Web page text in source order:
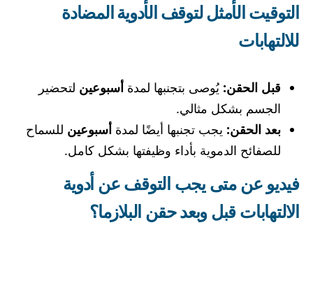
التوقيت الأمثل لتوقف الأدوية المضادة
للالتهابات
قبل الحقن: يُوصى بتجنبها لمدةأسبوعين لتحضير
الجسم بشكل مثالي.
بعد الحقن: يجب تجنبها أيضًا لمدةأسبوعين للسماح
للصفائح الدموية بأداء وظيفتها بشكل كامل.
فيديو عن متى يجب التوقف عن أدوية
الالتهابات قبل وبعد حقن البلازما؟